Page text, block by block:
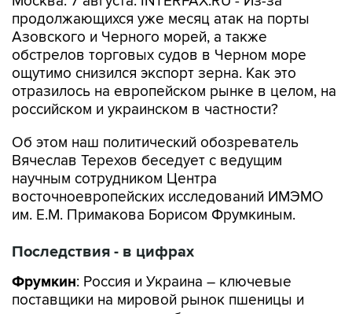
продолжающихся уже месяц атак на порты
Азовского и Черного морей, а также
обстрелов торговых судов в Черном море
ощутимо снизился экспорт зерна. Как это
отразилось на европейском рынке в целом, на
российском и украинском в частности?
Об этом наш политический обозреватель
Вячеслав Терехов беседует с ведущим
научным сотрудником Центра
восточноевропейских исследований ИМЭМО
им. Е.М. Примакова Борисом Фрумкиным.
Последствия - в цифрах
Фрумкин: Россия и Украина – ключевые
поставщики на мировой рынок пшеницы и